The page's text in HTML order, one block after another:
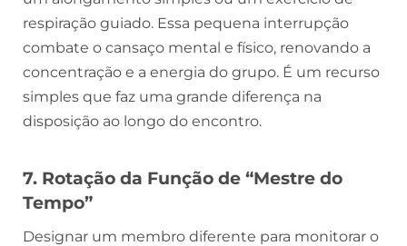
respiração guiado. Essa pequena interrupção
combate o cansaço mental e físico, renovando a
concentração e a energia do grupo. É um recurso
simples que faz uma grande diferença na
disposição ao longo do encontro.
7. Rotação da Função de “Mestre do
Tempo”
Designar um membro diferente para monitorar o